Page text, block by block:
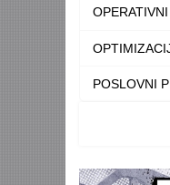
POSLOVNI